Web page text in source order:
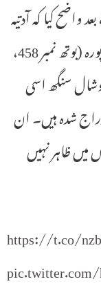
کیا کہ آدتیہ
سریواستو ابھی بھی اسمبلی حلقہ 174، مہادیوپورہ (بوتھ نمبر 458،
وشال سنگھ اسی
نمبر 926) میں اندراج شدہ ہیں۔ ان
ظاہر نہیں
https://t.co/